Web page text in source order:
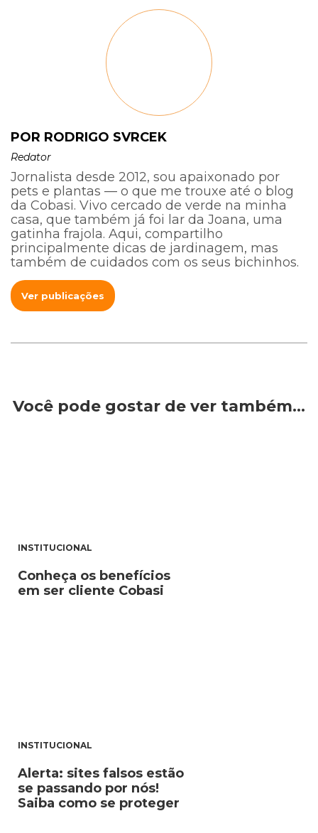
POR RODRIGO SVRCEK
Redator
Jornalista desde 2012, sou apaixonado por
pets e plantas — o que me trouxe até o blog
da Cobasi. Vivo cercado de verde na minha
casa, que também já foi lar da Joana, uma
gatinha frajola. Aqui, compartilho
principalmente dicas de jardinagem, mas
também de cuidados com os seus bichinhos.
Ver publicações
Você pode gostar de ver também…
INSTITUCIONAL
Conheça os benefícios
em ser cliente Cobasi
INSTITUCIONAL
Alerta: sites falsos estão
se passando por nós!
Saiba como se proteger